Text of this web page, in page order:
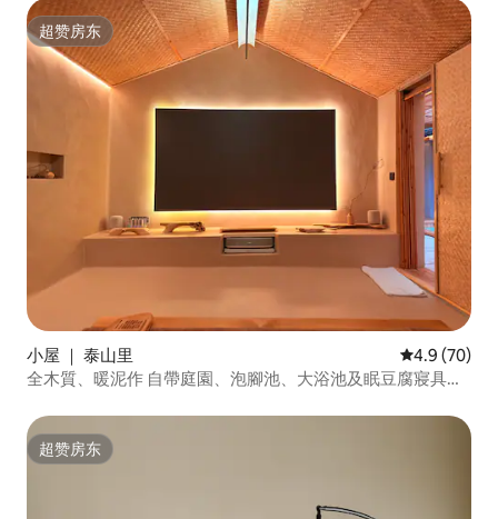
超赞房东
超赞房东
小屋 ｜ 泰山里 平均评分
4.9 (70)
全木質、暖泥作 自帶庭園、泡腳池、大浴池及眠豆腐寢具的
超赞房东
超赞房东